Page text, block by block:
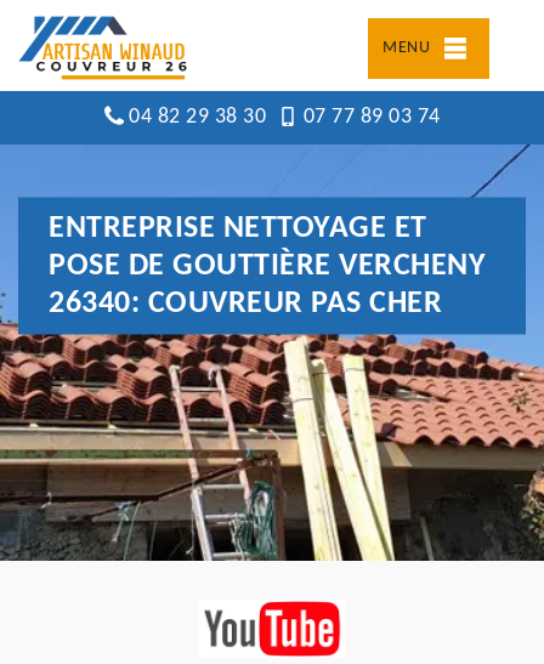
MENU
04 82 29 38 30 07 77 89 03 74
ENTREPRISE NETTOYAGE ET
POSE DE GOUTTIÈRE VERCHENY
26340: COUVREUR PAS CHER